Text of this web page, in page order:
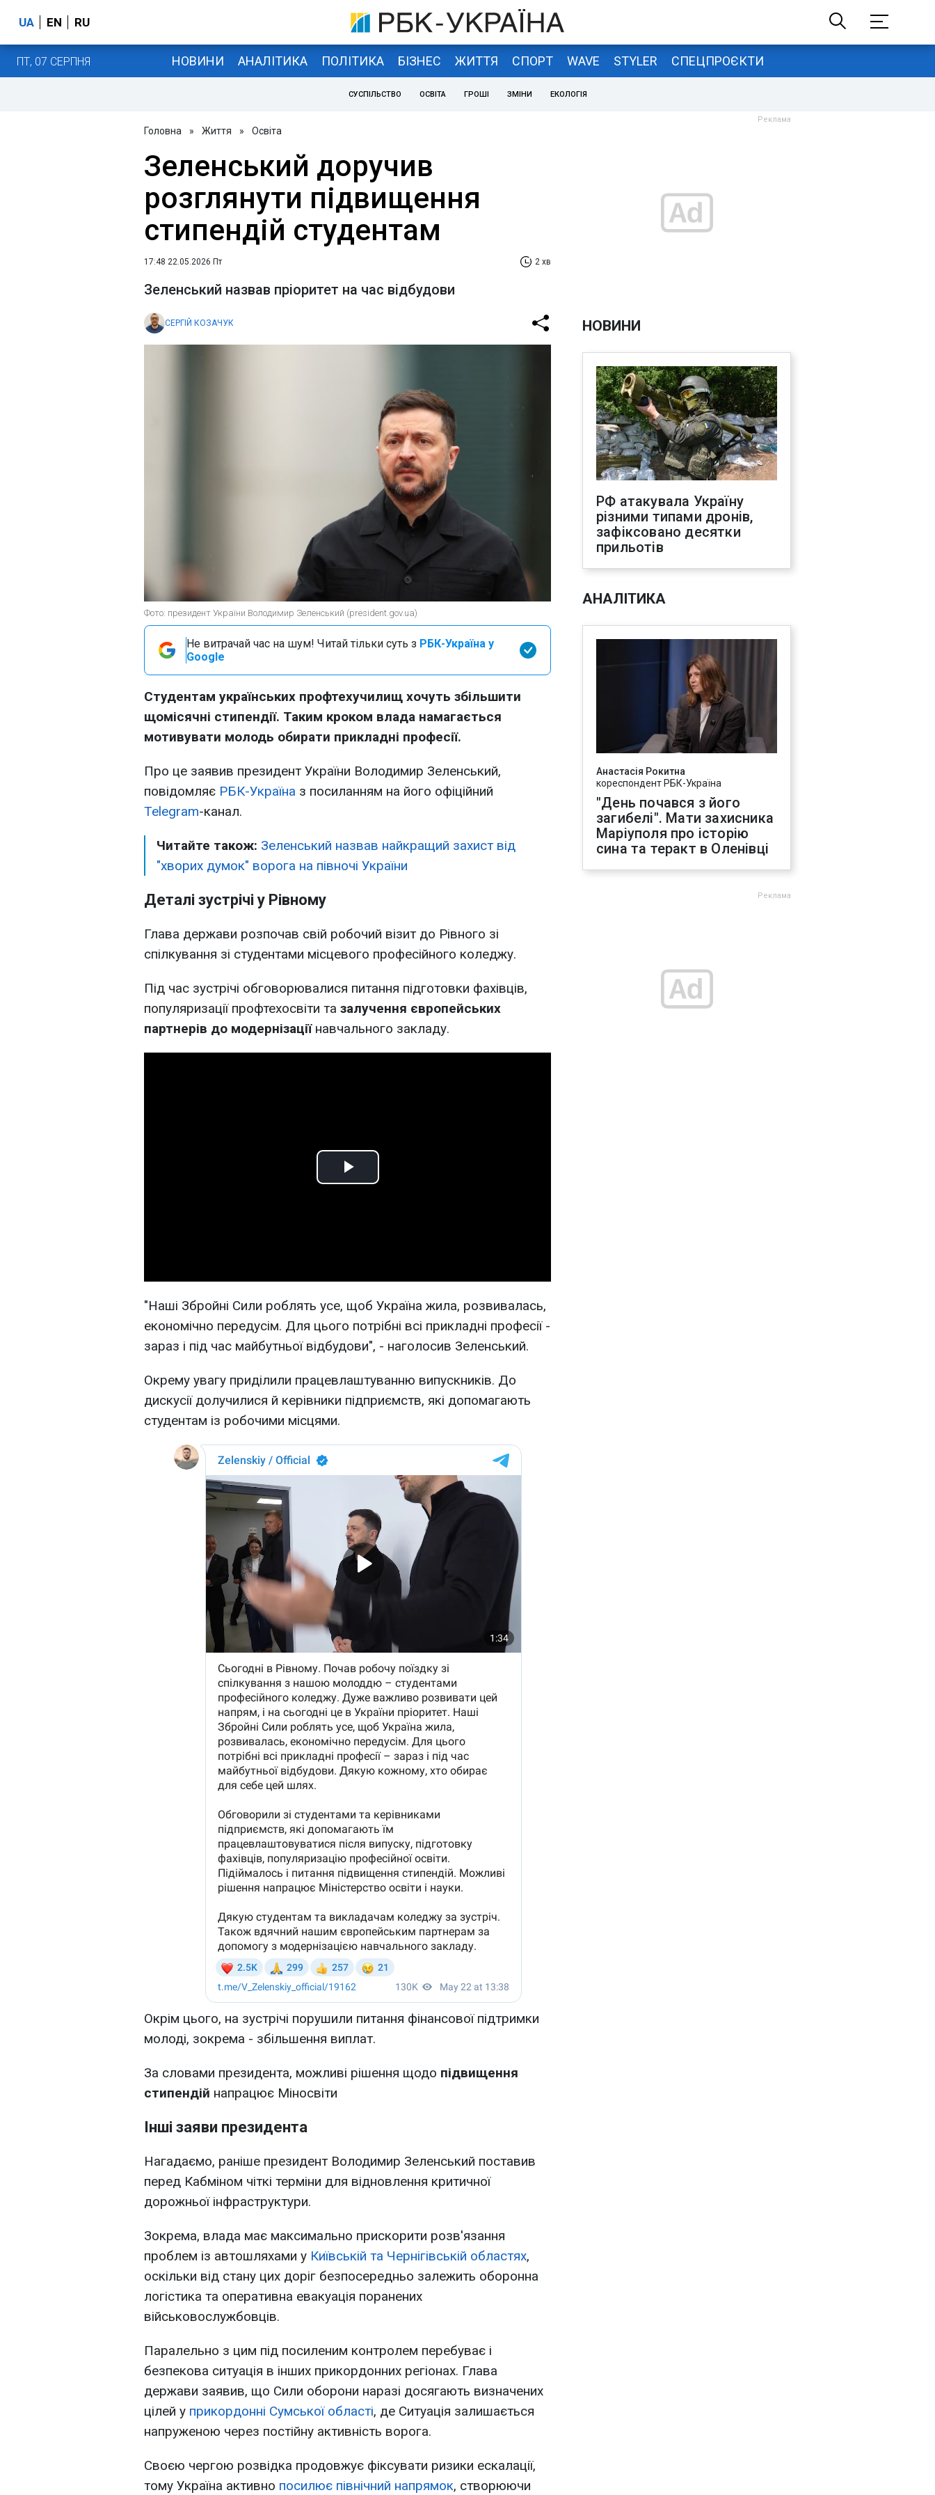
UA EN RU
ПТ, 07 СЕРПНЯ НОВИНИ АНАЛІТИКА ПОЛІТИКА БІЗНЕС ЖИТТЯ СПОРТ WAVE STYLER СПЕЦПРОЄКТИ
СУСПІЛЬСТВО ОСВІТА ГРОШІ ЗМІНИ ЕКОЛОГІЯ
Головна » Життя » Освіта
Зеленський доручив
розглянути підвищення
стипендій студентам
17:48 22.05.2026 Пт 2 хв
Зеленський назвав пріоритет на час відбудови
СЕРГІЙ КОЗАЧУК
Фото: президент України Володимир Зеленський (president.gov.ua)
Не витрачай час на шум! Читай тільки суть з РБК-Україна у
Google
Студентам українських профтехучилищ хочуть збільшити
щомісячні стипендії. Таким кроком влада намагається
мотивувати молодь обирати прикладні професії.
Про це заявив президент України Володимир Зеленський,
повідомляє РБК-Україна з посиланням на його офіційний
Telegram-канал.
Читайте також: Зеленський назвав найкращий захист від
"хворих думок" ворога на півночі України
Деталі зустрічі у Рівному
Глава держави розпочав свій робочий візит до Рівного зі
спілкування зі студентами місцевого професійного коледжу.
Під час зустрічі обговорювалися питання підготовки фахівців,
популяризації профтехосвіти та залучення європейських
партнерів до модернізаціїнавчального закладу.
Play
"Наші Збройні Сили роблять усе, щоб Україна жила, розвивалась,
економічно передусім. Для цього потрібні всі прикладні професії -
зараз і під час майбутньої відбудови", - наголосив Зеленський.
Окрему увагу приділили працевлаштуванню випускників. До
дискусії долучилися й керівники підприємств, які допомагають
студентам із робочими місцями.
Окрім цього, на зустрічі порушили питання фінансової підтримки
молоді, зокрема - збільшення виплат.
За словами президента, можливі рішення щодо підвищення
стипендій напрацює Міносвіти
Інші заяви президента
Нагадаємо, раніше президент Володимир Зеленський поставив
перед Кабміном чіткі терміни для відновлення критичної
дорожньої інфраструктури.
Зокрема, влада має максимально прискорити розв'язання
проблем із автошляхами у Київській та Чернігівській областях,
оскільки від стану цих доріг безпосередньо залежить оборонна
логістика та оперативна евакуація поранених
військовослужбовців.
Паралельно з цим під посиленим контролем перебуває і
безпекова ситуація в інших прикордонних регіонах. Глава
держави заявив, що Сили оборони наразі досягають визначених
цілей у прикордонні Сумської області, де Ситуація залишається
напруженою через постійну активність ворога.
Своєю чергою розвідка продовжує фіксувати ризики ескалації,
тому Україна активно посилює північний напрямок, створюючи
НОВИНИ
РФ атакувала Україну
різними типами дронів,
зафіксовано десятки
прильотів
АНАЛІТИКА
Анастасія Рокитна
кореспондент РБК-Україна
"День почався з його
загибелі". Мати захисника
Маріуполя про історію
сина та теракт в Оленівці